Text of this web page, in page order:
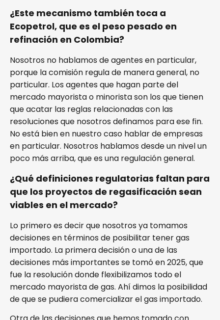
¿Este mecanismo también toca a
Ecopetrol, que es el peso pesado en
refinación en Colombia?
Nosotros no hablamos de agentes en particular,
porque la comisión regula de manera general, no
particular. Los agentes que hagan parte del
mercado mayorista o minorista son los que tienen
que acatar las reglas relacionadas con las
resoluciones que nosotros definamos para ese fin.
No está bien en nuestro caso hablar de empresas
en particular. Nosotros hablamos desde un nivel un
poco más arriba, que es una regulación general.
¿Qué definiciones regulatorias faltan para
que los proyectos de regasificación sean
viables en el mercado?
Lo primero es decir que nosotros ya tomamos
decisiones en términos de posibilitar tener gas
importado. La primera decisión o una de las
decisiones más importantes se tomó en 2025, que
fue la resolución donde flexibilizamos todo el
mercado mayorista de gas. Ahí dimos la posibilidad
de que se pudiera comercializar el gas importado.